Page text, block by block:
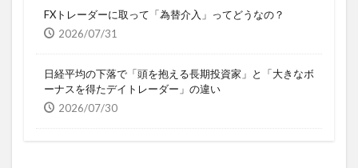
FXトレーダーに取って「為替介入」ってどうなの？
2026/07/31
日経平均の下落で「頭を抱える長期投資家」と「大きなボ
ーナスを得たデイトレーダー」の違い
2026/07/30